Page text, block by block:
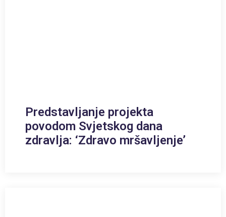
Predstavljanje projekta
povodom Svjetskog dana
zdravlja: ‘Zdravo mršavljenje’